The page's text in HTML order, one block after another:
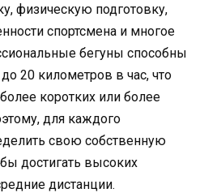
физическую подготовку,
спортсмена и многое
бегуны способны
20 километров в час, что
коротких или более
для каждого
свою собственную
достигать высоких
дистанции.